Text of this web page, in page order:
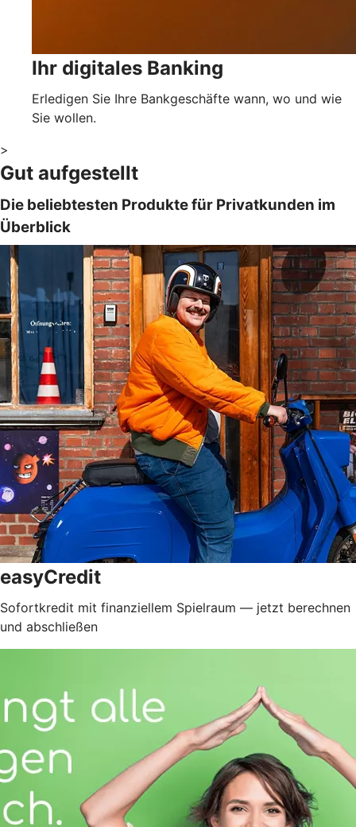
Ihr digitales Banking
Erledigen Sie Ihre Bankgeschäfte wann, wo und wie
Sie wollen.
>
Gut aufgestellt
Die beliebtesten Produkte für Privatkunden im
Überblick
easyCredit
Sofortkredit mit finanziellem Spielraum — jetzt berechnen
und abschließen